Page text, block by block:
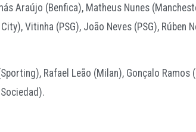
Araújo (Benfica), Matheus Nunes
Vitinha (PSG), João Neves (PSG), Rúben
Rafael Leão (Milan), Gonçalo Ramos